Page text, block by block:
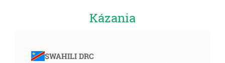
Kázania
SWAHILI DRC